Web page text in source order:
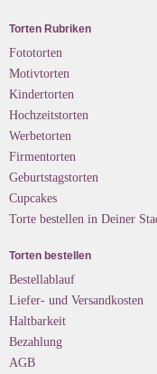
Torten Rubriken
Fototorten
Motivtorten
Kindertorten
Hochzeitstorten
Werbetorten
Firmentorten
Geburtstagstorten
Cupcakes
Torte bestellen in Deiner
Torten bestellen
Bestellablauf
Liefer- und Versandkosten
Haltbarkeit
Bezahlung
AGB